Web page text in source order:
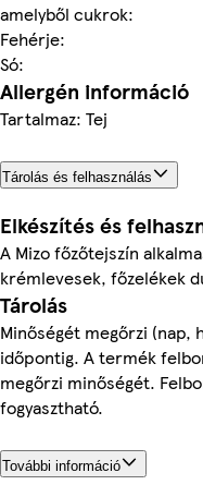
amelyből cukrok:
Fehérje:
Só:
Allergén információ
Tartalmaz: Tej
Tárolás és felhasználás
Elkészítés és
A Mizo főzőtejszín
krémlevesek, főzelékek
Tárolás
Minőségét megőrzi (nap,
időpontig. A termék
megőrzi minőségét.
fogyasztható.
További információ